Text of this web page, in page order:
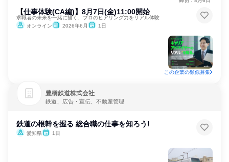
【仕事体験(CA編)】8月7日(金)11:00開始
求職者の未来を一緒に描く、プロのヒアリング力をリアル体験
オンライン
2026年6月 1日
この企業の類似募集
豊橋鉄道株式会社
鉄道、広告・宣伝、不動産管理
鉄道の根幹を握る 総合職の仕事を知ろう!
愛知県 1日